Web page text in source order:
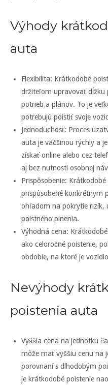
Výhody
auta
Flexibilita: Krátkodobé
držiteľom upravovať dĺžku
potrieb a plánov. To je
potrebujú poistiť svoje
Jednoduchosť: Proces
auta je väčšinou rýchly a
získať online alebo cez
aj bez nutnosti osobnej
Prispôsobenie:
prispôsobené konkrétnym
ohľadom na pokrytie rizík,
poistného plnenia.
Výhodná cena:
ako celoročné poistenie,
obdobie, na ktoré je
Nevýhody
poistenia auta
Vyššia cena na jednotku
môže mať vyššiu cenu na
porovnaní s dlhodobým
je krátkodobé poistenie